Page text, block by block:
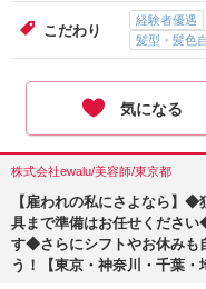
こだわり
経験者優遇
髪型・髪色
気になる
株式会社ewalu/美容師/東京都
【雇われの私にさよなら】
具まで準備はお任せくださ
す◆さらにシフトやお休みも
う！【東京・神奈川・千葉・